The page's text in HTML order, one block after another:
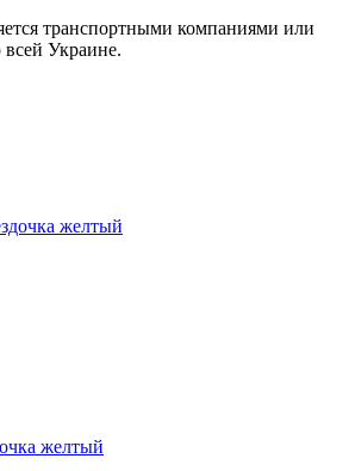
транспортными компаниями или
Украине.
желтый